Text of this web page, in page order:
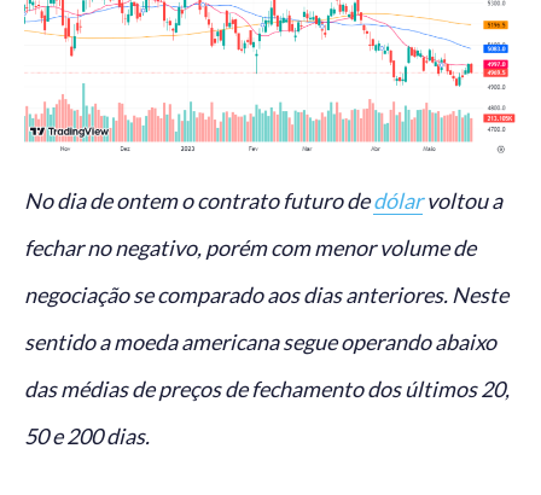
No dia de ontem o contrato futuro dedólarvoltou a
fechar no negativo, porém com menor volume de
negociação se comparado aos dias anteriores. Neste
sentido a moeda americana segue operando abaixo
das médias de preços de fechamento dos últimos 20,
50 e 200 dias.